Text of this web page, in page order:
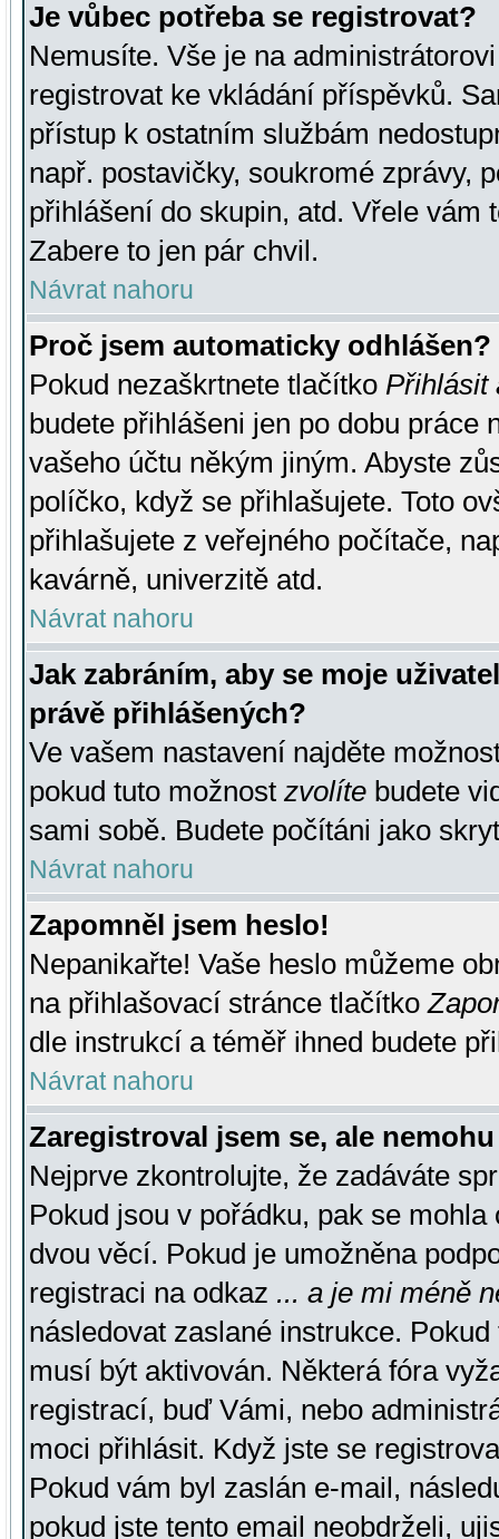
Je vůbec potřeba se registrovat?
Nemusíte. Vše je na
registrovat ke vkládání příspěvků.
přístup k ostatním službám
např. postavičky, soukromé zprávy,
přihlášení do skupin, atd. Vřele vám
Zabere to jen pár chvil.
Návrat nahoru
Proč jsem automaticky odhlášen?
Pokud nezaškrtnete tlačítko Přihlásit
budete přihlášeni jen po dobu práce
vašeho účtu někým jiným. Abyste
políčko, když se přihlašujete. Toto
přihlašujete z veřejného počítače,
kavárně, univerzitě atd.
Návrat nahoru
Jak zabráním, aby se moje
právě přihlášených?
Ve vašem nastavení najděte
pokud tuto možnost zvolíte budete
sami sobě. Budete počítáni jako
Návrat nahoru
Zapomněl jsem heslo!
Nepanikařte! Vaše heslo můžeme
na přihlašovací stránce tlačítko
dle instrukcí a téměř ihned budete
Návrat nahoru
Zaregistroval jsem se, ale
Nejprve zkontrolujte, že zadáváte
Pokud jsou v pořádku, pak se
dvou věcí. Pokud je umožněna
registraci na odkaz ... a je mi méně
následovat zaslané instrukce.
musí být aktivován. Některá fóra
registrací, buď Vámi, nebo
moci přihlásit. Když jste se
Pokud vám byl zaslán e-mail,
pokud jste tento email neobdrželi,